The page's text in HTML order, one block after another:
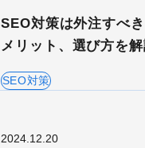
SEO対策は外注すべ
メリット、選び方を
SEO対策
2024.12.20